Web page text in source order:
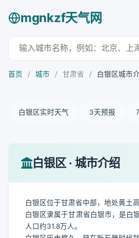
mgnkzf天气网
首页 / 城市 / 甘肃省 / 白银区城市
白银区实时天气 3天预报
白银区 · 城市介绍
白银区位于甘肃省中部，地处黄土
白银区隶属于甘肃省白银市，是白
人口约31.8万人。